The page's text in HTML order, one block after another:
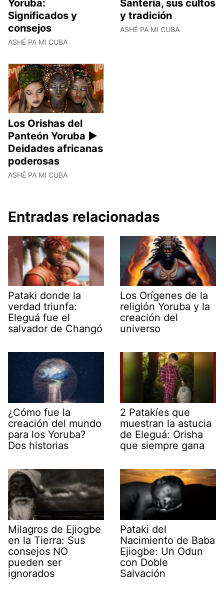
Yoruba:
Significados y
consejos
ASHÉ PA MI CUBA
Santería, sus cultos
y tradición
ASHÉ PA MI CUBA
Los Orishas del
Panteón Yoruba ►
Deidades africanas
poderosas
ASHÉ PA MI CUBA
Entradas relacionadas
Pataki donde la
verdad triunfa:
Eleguá fue el
salvador de Changó
Los Orígenes de la
religión Yoruba y la
creación del
universo
¿Cómo fue la
creación del mundo
para los Yoruba?
Dos historias
2 Patakíes que
muestran la astucia
de Eleguá: Orisha
que siempre gana
Milagros de Ejiogbe
en la Tierra: Sus
consejos NO
pueden ser
ignorados
Pataki del
Nacimiento de Baba
Ejiogbe: Un Odun
con Doble
Salvación